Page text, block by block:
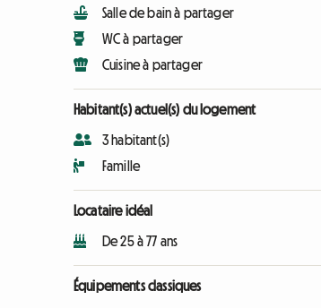
Salle de bain à partager
WC à partager
Cuisine à partager
Habitant(s) actuel(s) du logement
3 habitant(s)
Famille
Locataire idéal
De 25 à 77 ans
Équipements classiques